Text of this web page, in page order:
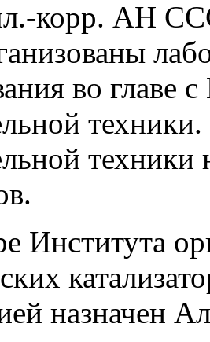
корр. АН
во главе
Института
назначен